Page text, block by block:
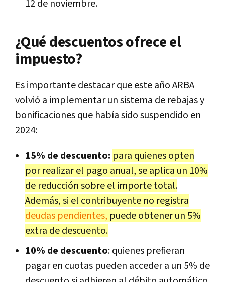
12 de noviembre.
¿Qué descuentos ofrece el
impuesto?
Es importante destacar que este año ARBA
volvió a implementar un sistema de rebajas y
bonificaciones que había sido suspendido en
2024:
15% de descuento: para quienes opten
por realizar el pago anual, se aplica un 10%
de reducción sobre el importe total.
Además, si el contribuyente no registra
deudas pendientes, puede obtener un 5%
extra de descuento.
10% de descuento: quienes prefieran
pagar en cuotas pueden acceder a un 5% de